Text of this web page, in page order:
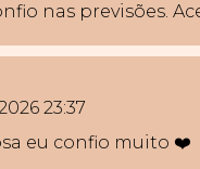
nas previsões.
23:37
eu confio muito ❤️